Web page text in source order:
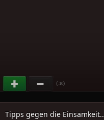
(-10)
Tipps gegen die Einsamkeit..